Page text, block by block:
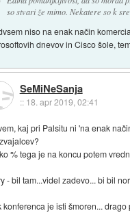
so stvari že mimo. Nekatere so k
niso na enak način
dnevov in Cisco šole,
SeMiNeSanja
:: 18. apr 2019, 02:41
kaj pri Palsitu ni 'na enak
% tega je na koncu potem
- bil tam...videl zadevo... bi bil
konferenca je isti šmoren...